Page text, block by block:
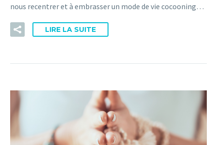
nous recentrer et à embrasser un mode de vie cocooning…
LIRE LA SUITE